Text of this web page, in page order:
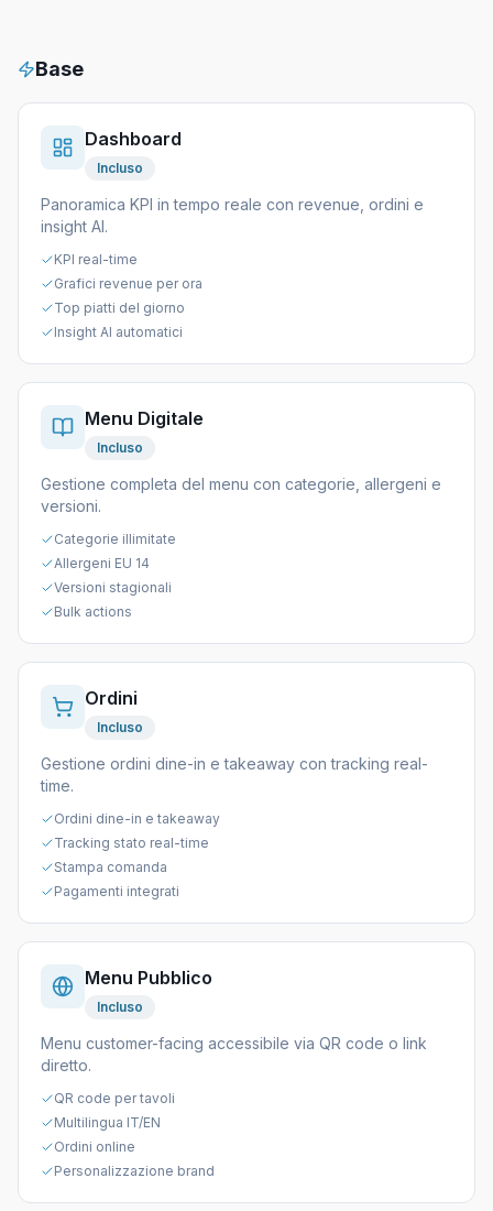
Base
Dashboard
Incluso
Panoramica KPI in tempo reale con revenue, ordini e
insight AI.
KPI real-time
Grafici revenue per ora
Top piatti del giorno
Insight AI automatici
Menu Digitale
Incluso
Gestione completa del menu con categorie, allergeni e
versioni.
Categorie illimitate
Allergeni EU 14
Versioni stagionali
Bulk actions
Ordini
Incluso
Gestione ordini dine-in e takeaway con tracking real-
time.
Ordini dine-in e takeaway
Tracking stato real-time
Stampa comanda
Pagamenti integrati
Menu Pubblico
Incluso
Menu customer-facing accessibile via QR code o link
diretto.
QR code per tavoli
Multilingua IT/EN
Ordini online
Personalizzazione brand